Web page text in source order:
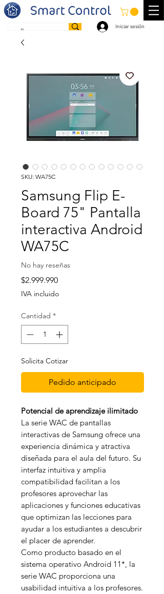
Iniciar sesión
SKU: WA75C
Samsung Flip E-
Board 75" Pantalla
interactiva Android
WA75C
No hay reseñas
$2.999.990Precio
IVA incluido
Cantidad *
Solicita Cotizar
Pedido anticipado
Potencial de aprendizaje ilimitado
La serie WAC de pantallas
interactivas de Samsung ofrece una
experiencia dinámica y atractiva
diseñada para el aula del futuro. Su
interfaz intuitiva y amplia
compatibilidad facilitan a los
profesores aprovechar las
aplicaciones y funciones educativas
que optimizan las lecciones para
ayudar a los estudiantes a descubrir
el placer de aprender.
Como producto basado en el
sistema operativo Android 11*, la
serie WAC proporciona una
usabilidad intuitiva a los profesores.